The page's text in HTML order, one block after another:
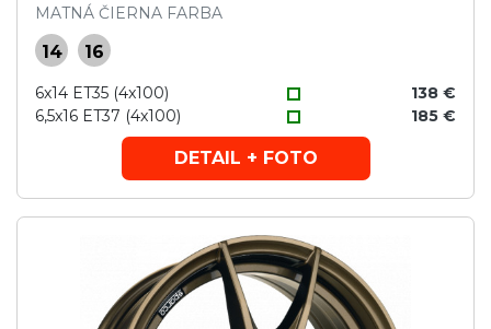
MATNÁ ČIERNA FARBA
14 16
6x14 ET35 (4x100)
138 €
6,5x16 ET37 (4x100)
185 €
DETAIL + FOTO